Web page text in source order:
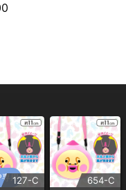
専用127-C 654-C